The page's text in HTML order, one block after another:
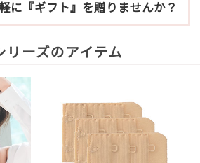
に『ギフト』を贈りませんか？
リーズのアイテム